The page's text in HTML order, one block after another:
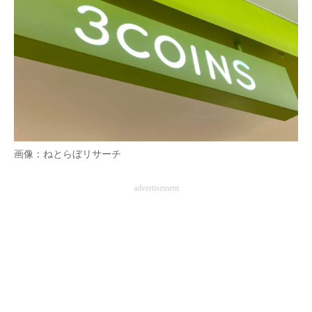
画像：ねとらぼリサーチ
advertisement